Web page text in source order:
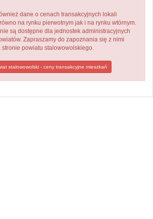
dane o cenach transakcyjnych lokali
na rynku pierwotnym jak i na rynku wtórnym.
są dostępne dla jednostek administracyjnych
Zapraszamy do zapoznania się z nimi
stronie powiatu stalowowolskiego.
stalowowolski - ceny transakcyjne mieszkań